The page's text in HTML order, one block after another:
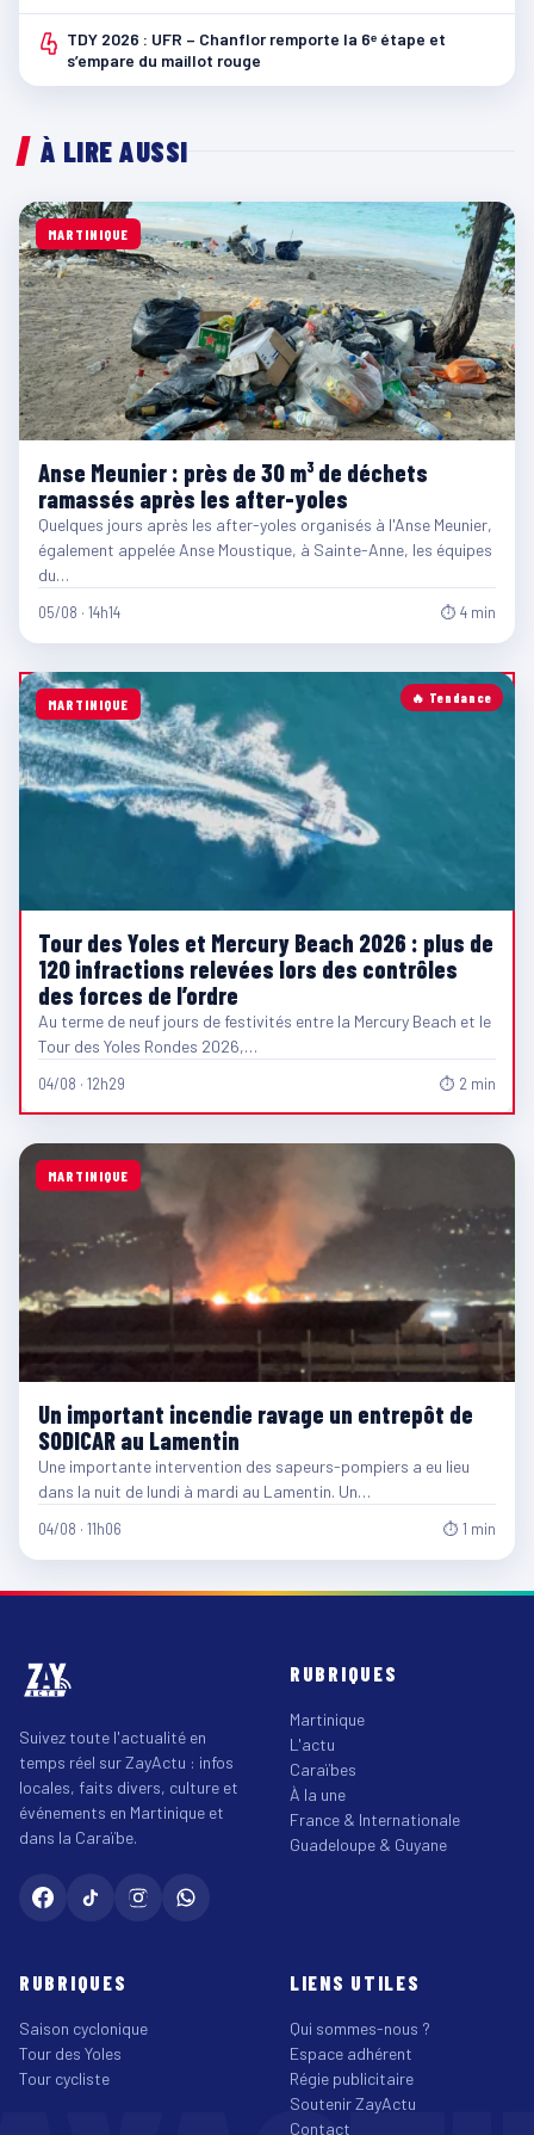
4 TDY 2026 : UFR – Chanflor remporte la 6ᵉ étape et
s’empare du maillot rouge
À LIRE AUSSI
MARTINIQUE
Anse Meunier : près de 30 m³ de déchets
ramassés après les after-yoles
Quelques jours après les after-yoles organisés à l'Anse Meunier,
également appelée Anse Moustique, à Sainte-Anne, les équipes
du…
05/08 · 14h14 ⏱ 4 min
🔥 Tendance
MARTINIQUE
Tour des Yoles et Mercury Beach 2026 : plus de
120 infractions relevées lors des contrôles
des forces de l’ordre
Au terme de neuf jours de festivités entre la Mercury Beach et le
Tour des Yoles Rondes 2026,…
04/08 · 12h29 ⏱ 2 min
MARTINIQUE
Un important incendie ravage un entrepôt de
SODICAR au Lamentin
Une importante intervention des sapeurs-pompiers a eu lieu
dans la nuit de lundi à mardi au Lamentin. Un…
04/08 · 11h06 ⏱ 1 min
Suivez toute l'actualité en
temps réel sur ZayActu : infos
locales, faits divers, culture et
événements en Martinique et
dans la Caraïbe.
RUBRIQUES
Martinique
L'actu
Caraïbes
À la une
France & Internationale
Guadeloupe & Guyane
RUBRIQUES
Saison cyclonique
Tour des Yoles
Tour cycliste
LIENS UTILES
Qui sommes-nous ?
Espace adhérent
Régie publicitaire
Soutenir ZayActu
Contact